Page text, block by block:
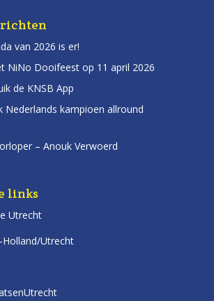
van 2026 is er!
NiNo Dooifeest op 11 april 2026
de KNSB App
Nederlands kampioen allround
– Anouk Verwoerd
links
Utrecht
Utrecht